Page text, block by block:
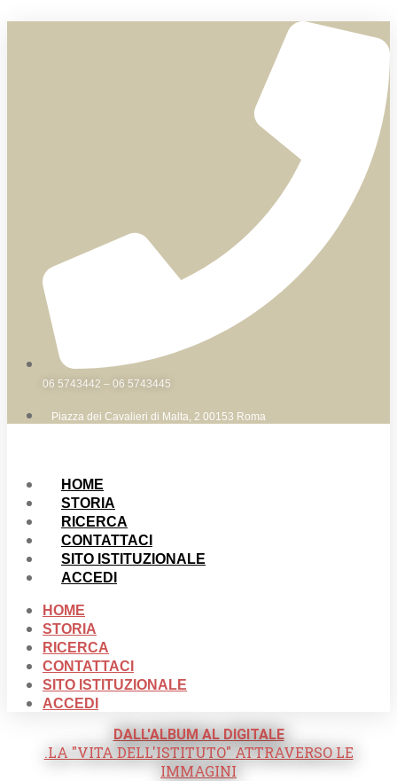
06 5743442 – 06 5743445
Piazza dei Cavalieri di Malta, 2 00153 Roma
HOME
STORIA
RICERCA
CONTATTACI
SITO ISTITUZIONALE
ACCEDI
HOME
STORIA
RICERCA
CONTATTACI
SITO ISTITUZIONALE
ACCEDI
DALL'ALBUM AL DIGITALE
.LA "VITA DELL'ISTITUTO" ATTRAVERSO LE
IMMAGINI